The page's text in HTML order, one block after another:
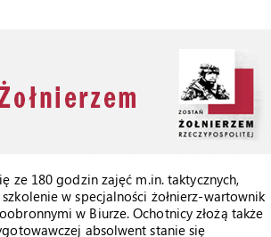
ze 180 godzin zajęć m.in. taktycznych,
w specjalności żołnierz-wartownik
w Biurze. Ochotnicy złożą także
absolwent stanie się